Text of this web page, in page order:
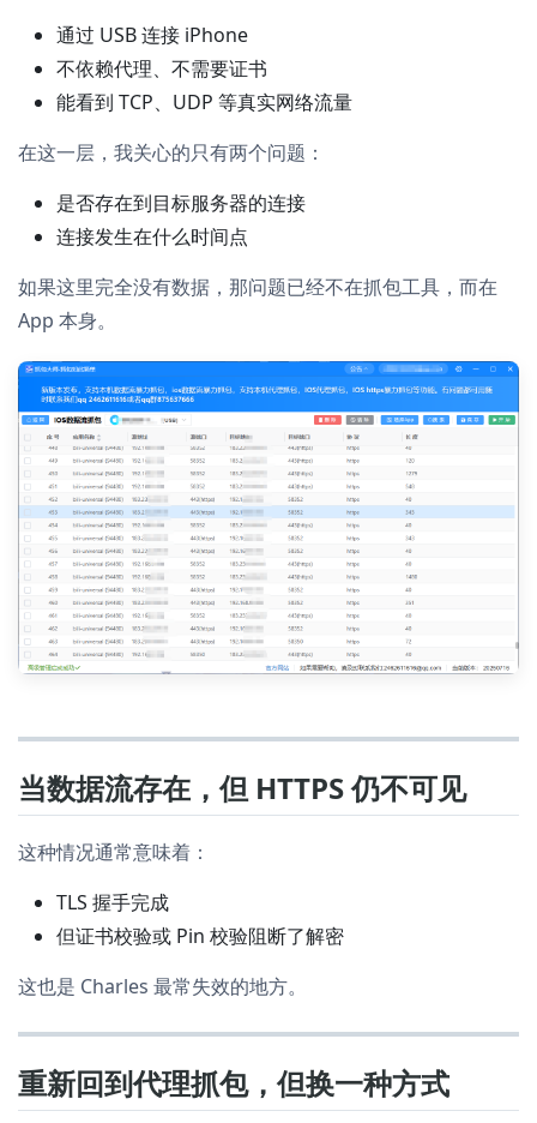
通过 USB 连接 iPhone
不依赖代理、不需要证书
能看到 TCP、UDP 等真实网络流量
在这一层，我关心的只有两个问题：
是否存在到目标服务器的连接
连接发生在什么时间点
如果这里完全没有数据，那问题已经不在抓包工具，而在
App 本身。
当数据流存在，但 HTTPS 仍不可见
这种情况通常意味着：
TLS 握手完成
但证书校验或 Pin 校验阻断了解密
这也是 Charles 最常失效的地方。
重新回到代理抓包，但换一种方式